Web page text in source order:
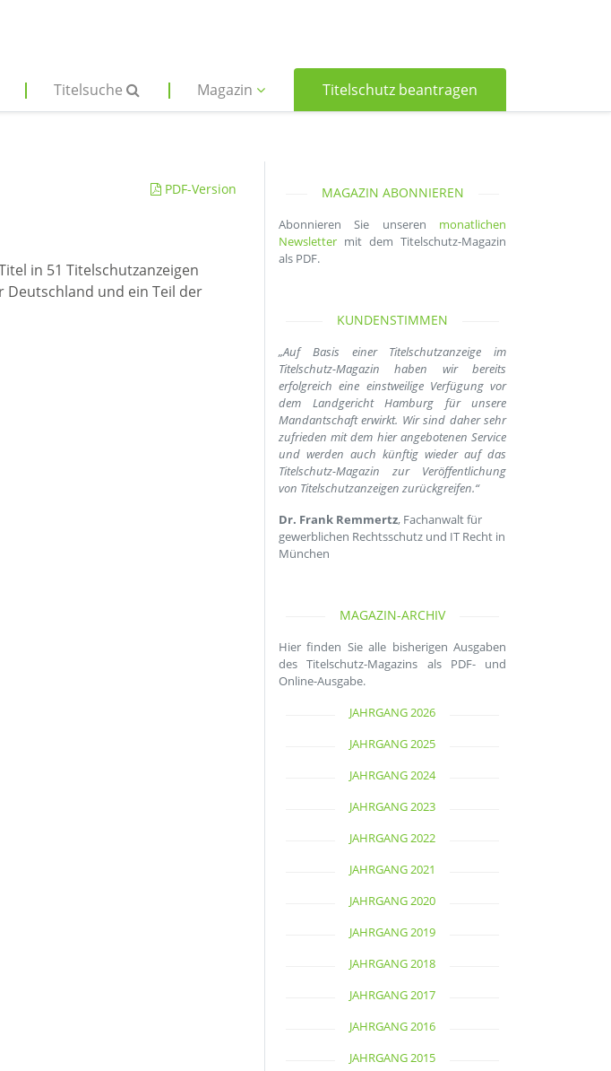
Titelsuche Magazin Titelschutz beantragen
PDF-Version
in 51 Titelschutzanzeigen
Deutschland und ein Teil der
MAGAZIN ABONNIEREN
Abonnieren Sie unseren monatlichen
Newsletter mit dem Titelschutz-Magazin
als PDF.
KUNDENSTIMMEN
„Auf Basis einer Titelschutzanzeige im
Titelschutz-Magazin haben wir bereits
erfolgreich eine einstweilige Verfügung vor
dem Landgericht Hamburg für unsere
Mandantschaft erwirkt. Wir sind daher sehr
zufrieden mit dem hier angebotenen Service
und werden auch künftig wieder auf das
Titelschutz-Magazin zur Veröffentlichung
von Titelschutzanzeigen zurückgreifen.“
Dr. Frank Remmertz, Fachanwalt für
gewerblichen Rechtsschutz und IT Recht in
München
MAGAZIN-ARCHIV
Hier finden Sie alle bisherigen Ausgaben
des Titelschutz-Magazins als PDF- und
Online-Ausgabe.
JAHRGANG 2026
JAHRGANG 2025
JAHRGANG 2024
JAHRGANG 2023
JAHRGANG 2022
JAHRGANG 2021
JAHRGANG 2020
JAHRGANG 2019
JAHRGANG 2018
JAHRGANG 2017
JAHRGANG 2016
JAHRGANG 2015